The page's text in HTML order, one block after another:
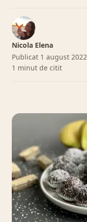
Nicola Elena
Publicat 1 august 2022
1 minut de citit